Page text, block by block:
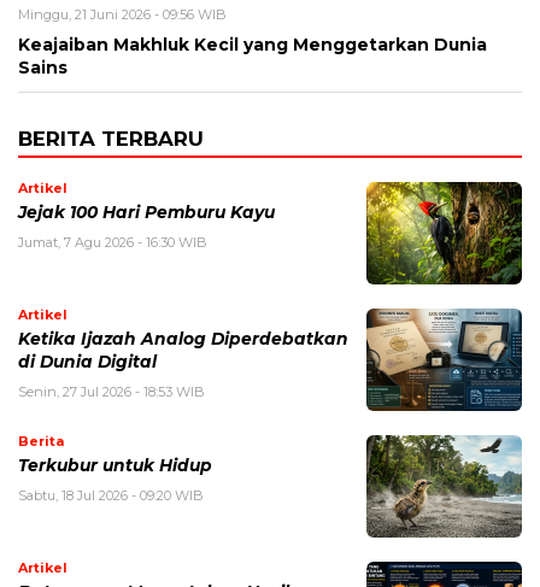
Minggu, 21 Juni 2026 - 09:56 WIB
Keajaiban Makhluk Kecil yang Menggetarkan Dunia
Sains
BERITA TERBARU
Artikel
Jejak 100 Hari Pemburu Kayu
Jumat, 7 Agu 2026 - 16:30 WIB
Artikel
Ketika Ijazah Analog Diperdebatkan
di Dunia Digital
Senin, 27 Jul 2026 - 18:53 WIB
Berita
Terkubur untuk Hidup
Sabtu, 18 Jul 2026 - 09:20 WIB
Artikel